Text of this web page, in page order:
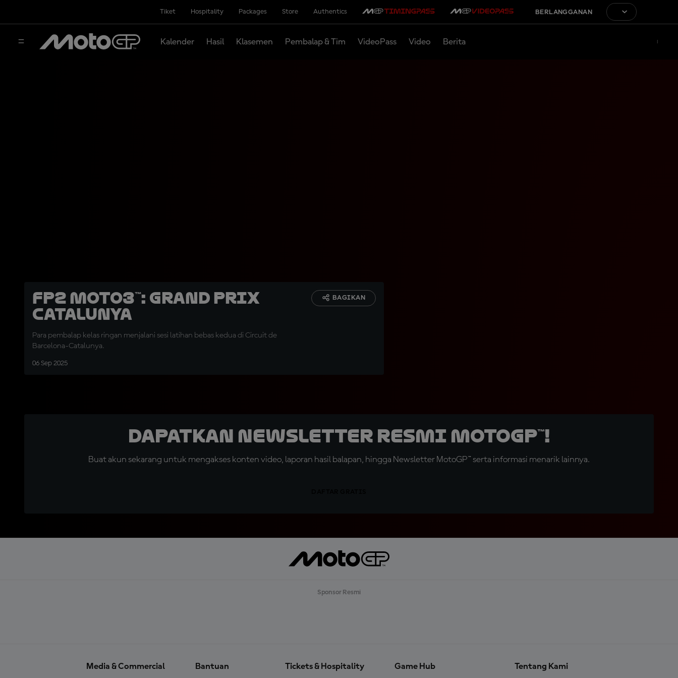
Tiket Hospitality Packages Store Authentics BERLANGGANAN
Kalender Hasil Klasemen Pembalap & Tim VideoPass Video Berita
FP2 Moto3™: Grand Prix
Catalunya
Para pembalap kelas ringan menjalani sesi latihan bebas kedua di Circuit de
Barcelona-Catalunya.
06 Sep 2025
BAGIKAN
Dapatkan Newsletter Resmi MotoGP™!
Buat akun sekarang untuk mengakses konten video, laporan hasil balapan, hingga Newsletter MotoGP™ serta informasi menarik lainnya.
Sponsor Resmi
Media & Commercial Bantuan Tickets & Hospitality Game Hub Tentang Kami